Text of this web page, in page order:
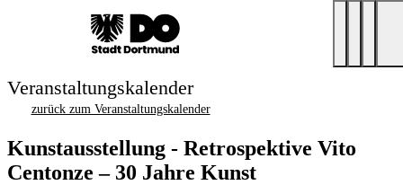
Veranstaltungskalender
zurück zum Veranstaltungskalender
Kunstausstellung - Retrospektive Vito
Centonze – 30 Jahre Kunst